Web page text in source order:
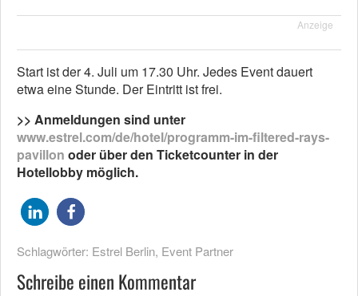
Anzeige
Start ist der 4. Juli um 17.30 Uhr. Jedes Event dauert
etwa eine Stunde. Der Eintritt ist frei.
>> Anmeldungen sind unter
www.estrel.com/de/hotel/programm-im-filtered-rays-
pavillon oder über den Ticketcounter in der
Hotellobby möglich.
Schlagwörter: Estrel Berlin, Event Partner
Schreibe einen Kommentar